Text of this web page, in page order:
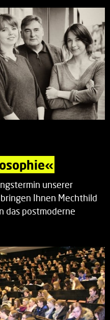
unserer
Ihnen Mechthild
das postmoderne